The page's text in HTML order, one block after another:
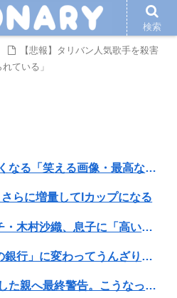
【悲報】タリバン人気歌手を殺害
ている」
【画像】思わず保存したくなる「笑える画像・最高な画像」貼っていけｗｗｗｗｗ
らに増量してIカップになる
【女子バレー】185センチ・木村沙織、息子に「高い高い」求められ衝撃展開激白 「すごい列になって…私アトラクションじゃないよみたいな」
「住信SBI」が「ドコモの銀行」に変わってうんざりしてるやつｗｗｗｗｗｗｗ
PTA会長「PTA参加拒否した親へ最終警告。こうなってもいい？」
検索